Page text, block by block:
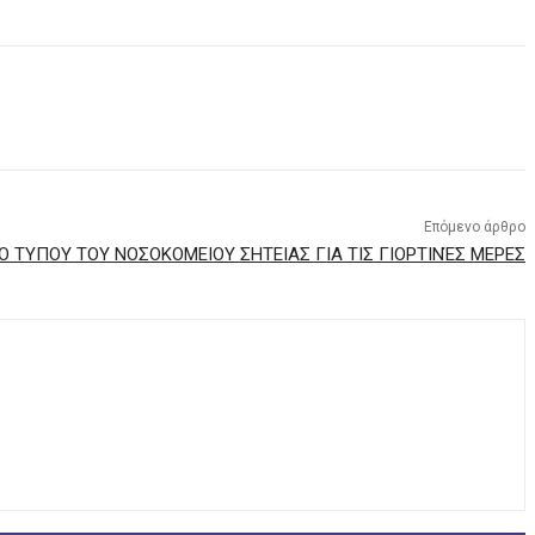
Επόμενο άρθρο
ΤΥΠΟΥ ΤΟΥ ΝΟΣΟΚΟΜΕΙΟΥ ΣΗΤΕΙΑΣ ΓΙΑ ΤΙΣ ΓΙΟΡΤΙΝΈΣ ΜΕΡΕΣ